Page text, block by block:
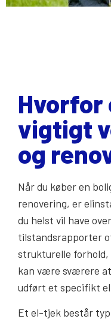
Hvorfor
vigtigt
og
Når du køber en
renovering, er
du helst vil have
tilstandsrapporter
strukturelle
kan være sværere
udført et specifikt
Et el-tjek består